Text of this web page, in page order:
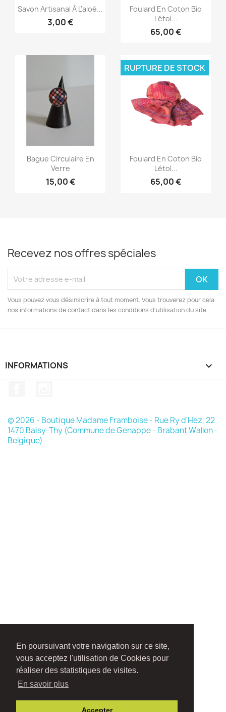
En poursuivant votre navigation sur ce site,
vous acceptez l'utilisation de Cookies pour
réaliser des statistiques de visites.
En savoir plus
Accepter
Aperçu rapide
Savon Artisanal À L'aloé...
3,00 €
Aperçu rapide
Foulard En Coton Bio
Létol...
65,00 €
Aperçu rapide
Bague Circulaire En
Verre
15,00 €
Aperçu rapide
Foulard En Coton Bio
Létol...
65,00 €
RUPTURE DE STOCK
Recevez nos offres spéciales
Vous pouvez vous désinscrire à tout moment. Vous trouverez pour cela
nos informations de contact dans les conditions d'utilisation du site.
INFORMATIONS 
© 2026 - Boutique Madame Framboise - Rue Ry d'Hez, 22
1470 Baisy-Thy (Commune de Genappe - Brabant Wallon -
Belgique)